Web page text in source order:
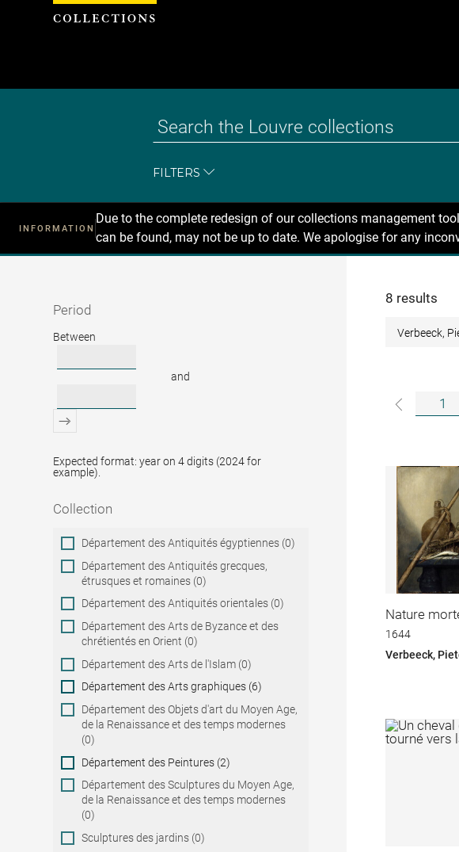
FILTERS
INFORMATION
Due to the complete redesign of our collections management
can be found, may not be up to date. We apologise for any
Recherche
Period
Period
Between
and
Expected format: year on 4 digits (2024 for
example).
Collection
Collection
Département des Antiquités égyptiennes (0)
Département des Antiquités grecques,
étrusques et romaines (0)
Département des Antiquités orientales (0)
Département des Arts de Byzance et des
chrétientés en Orient (0)
Département des Arts de l'Islam (0)
Département des Arts graphiques (6)
Département des Objets d'art du Moyen Age,
de la Renaissance et des temps modernes
(0)
Département des Peintures (2)
Département des Sculptures du Moyen Age,
de la Renaissance et des temps modernes
(0)
Sculptures des jardins (0)
8 results
Verbeeck,
Nature
1644
Verbeeck,
Cookies management panel